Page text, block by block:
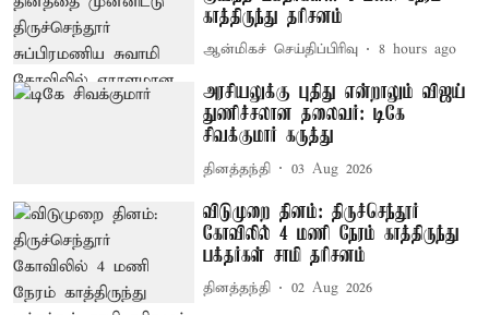
காத்திருந்து தரிசனம்
ஆன்மிகச் செய்திப்பிரிவு 8 hours ago
அரசியலுக்கு புதிது என்றாலும் விஜய்
துணிச்சலான தலைவர்: டிகே
சிவக்குமார் கருத்து
தினத்தந்தி 03 Aug 2026
விடுமுறை தினம்: திருச்செந்தூர்
கோவிலில் 4 மணி நேரம் காத்திருந்து
பக்தர்கள் சாமி தரிசனம்
தினத்தந்தி 02 Aug 2026